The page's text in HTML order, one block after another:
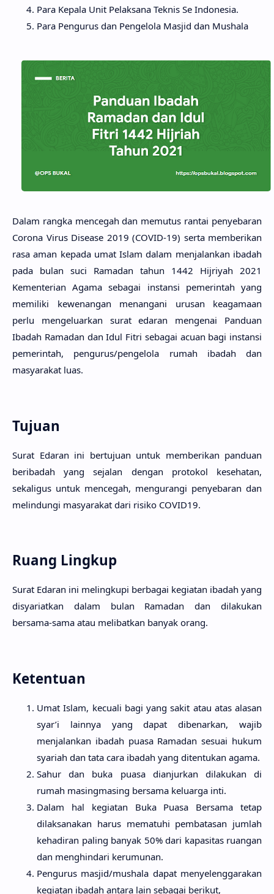
Para Kepala Unit Pelaksana Teknis Se Indonesia.
Para Pengurus dan Pengelola Masjid dan Mushala
Dalam rangka mencegah dan memutus rantai penyebaran
Corona Virus Disease 2019 (COVID-19) serta memberikan
rasa aman kepada umat Islam dalam menjalankan ibadah
pada bulan suci Ramadan tahun 1442 Hijriyah 2021
Kementerian Agama sebagai instansi pemerintah yang
memiliki kewenangan menangani urusan keagamaan
perlu mengeluarkan surat edaran mengenai Panduan
Ibadah Ramadan dan Idul Fitri sebagai acuan bagi instansi
pemerintah, pengurus/pengelola rumah ibadah dan
masyarakat luas.
Tujuan
Surat Edaran ini bertujuan untuk memberikan panduan
beribadah yang sejalan dengan protokol kesehatan,
sekaligus untuk mencegah, mengurangi penyebaran dan
melindungi masyarakat dari risiko COVID19.
Ruang Lingkup
Surat Edaran ini melingkupi berbagai kegiatan ibadah yang
disyariatkan dalam bulan Ramadan dan dilakukan
bersama-sama atau melibatkan banyak orang.
Ketentuan
Umat Islam, kecuali bagi yang sakit atau atas alasan
syar’i lainnya yang dapat dibenarkan, wajib
menjalankan ibadah puasa Ramadan sesuai hukum
syariah dan tata cara ibadah yang ditentukan agama.
Sahur dan buka puasa dianjurkan dilakukan di
rumah masingmasing bersama keluarga inti.
Dalam hal kegiatan Buka Puasa Bersama tetap
dilaksanakan harus mematuhi pembatasan jumlah
kehadiran paling banyak 50% dari kapasitas ruangan
dan menghindari kerumunan.
Pengurus masjid/mushala dapat menyelenggarakan
kegiatan ibadah antara lain sebagai berikut,